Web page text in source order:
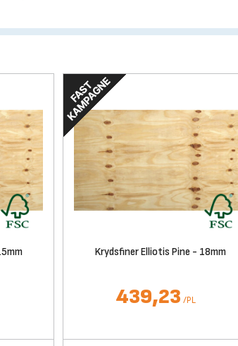
Krydsfiner Elliotis Pine - 18mm
439,23 /PL